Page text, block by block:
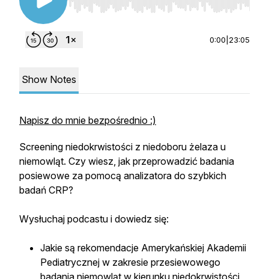
Use Left/Right to seek, Home/End to jump to
0:00 23:05
Show Notes
Napisz do mnie bezpośrednio :)
Screening niedokrwistości z niedoboru żelaza u
niemowląt. Czy wiesz, jak przeprowadzić badania
posiewowe za pomocą analizatora do szybkich
badań CRP?
Wysłuchaj podcastu i dowiedz się:
Jakie są rekomendacje Amerykańskiej Akademii
Pediatrycznej w zakresie przesiewowego
badania niemowląt w kierunku niedokrwistości